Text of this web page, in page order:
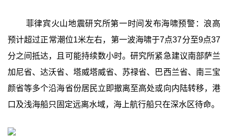
菲律宾火山地震研究所第一时间发布海啸预警：浪高
预计超过正常潮位1米左右，第一波海啸于7点37分至9点37
分之间抵达，且可能持续数小时。研究所紧急建议南部萨兰
加尼省、达沃省、塔威塔威省、苏禄省、巴西兰省、南三宝
颜省等多个沿海省份居民立即撤离至高处或向内陆转移，港
口及浅海船只固定远离水域，海上航行船只在深水区待命。